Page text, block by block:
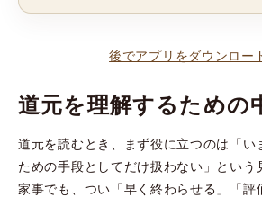
後でアプリをダウンロー
道元を理解するための
道元を読むとき、まず役に立つのは「い
ための手段としてだけ扱わない」という
家事でも、つい「早く終わらせる」「評